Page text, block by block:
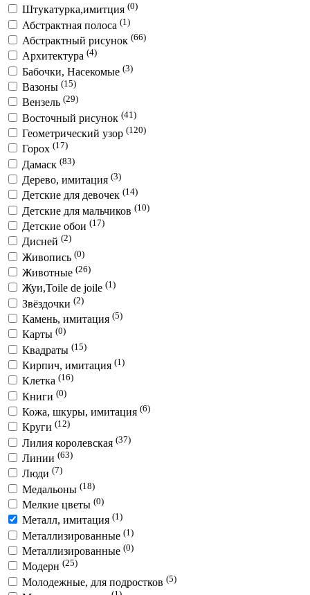
Штукатурка,имитция (0)
Абстрактная полоса (1)
Абстрактный рисунок (66)
Архитектура (4)
Бабочки, Насекомые (3)
Вазоны (15)
Вензель (29)
Восточный рисунок (41)
Геометрический узор (120)
Горох (17)
Дамаск (83)
Дерево, имитация (3)
Детские для девочек (14)
Детские для мальчиков (10)
Детские обои (17)
Дисней (2)
Живопись (0)
Животные (26)
Жуи,Toile de joile (1)
Звёздочки (2)
Камень, имитация (5)
Карты (0)
Квадраты (15)
Кирпич, имитация (1)
Клетка (16)
Книги (0)
Кожа, шкуры, имитация (6)
Круги (12)
Лилия королевская (37)
Линии (63)
Люди (7)
Медальоны (18)
Мелкие цветы (0)
Металл, имитация (1)
Металлизированные (1)
Металлизированные (0)
Модерн (25)
Молодежные, для подростков (5)